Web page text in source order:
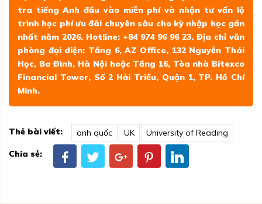
tra tiếng Anh đầu vào miễn phí và nhận tư vấn lộ
trình học phí ưu đãi chuyên sâu cho kỳ nhập học gần
nhất năm 2026. Hotline: +84 974 96 96 23. Địa chỉ văn
phòng đại diện: Tầng 6, AZ Office, 132 Nguyễn Thái
Học, Ba Đình, Hà Nội hoặc Tầng 16, Tòa nhà Bitexco
Financial Tower, Số 2 Hải Triều, Quận 1, TP. Hồ Chí
Minh.
Thẻ bài viết: anh quốc UK
University of Reading
Chia sẻ: